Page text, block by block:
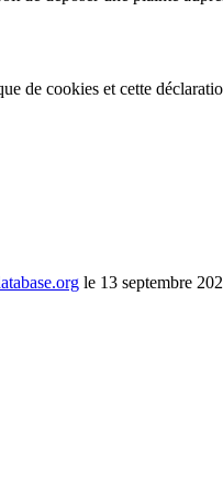
de cookies et cette
le 13 septembre